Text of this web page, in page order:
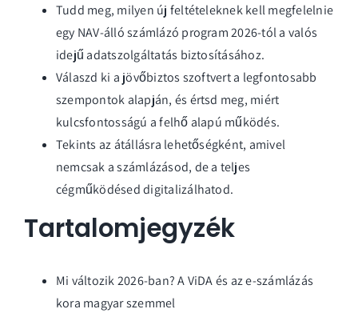
Tudd meg, milyen új feltételeknek kell megfelelnie
egy NAV-álló számlázó program 2026-tól a valós
idejű adatszolgáltatás biztosításához.
Válaszd ki a jövőbiztos szoftvert a legfontosabb
szempontok alapján, és értsd meg, miért
kulcsfontosságú a felhő alapú működés.
Tekints az átállásra lehetőségként, amivel
nemcsak a számlázásod, de a teljes
cégműködésed digitalizálhatod.
Tartalomjegyzék
Mi változik 2026-ban? A ViDA és az e-számlázás
kora magyar szemmel